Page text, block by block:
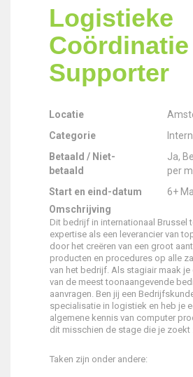
Logistieke
Coördinatie
Supporter
Locatie
Categorie
Betaald / Niet-
betaald
Ja,
per
Start en eind-datum
6+
Omschrijving
Dit bedrijf in internationaal Brussel
expertise als een leverancier van
door het creëren van een groot
producten en procedures op alle
van het bedrijf. Als stagiair maak je
van de meest toonaangevende
aanvragen. Ben jij een
specialisatie in logistiek en heb je
algemene kennis van computer
dit misschien de stage die je zoekt
Taken zijn onder andere: